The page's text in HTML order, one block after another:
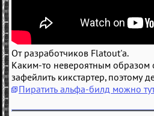
От разработчиков Flatout'a.
Каким-то невероятным образом
зафейлить кикстартер, поэтому
Пиратить альфа-билд можно